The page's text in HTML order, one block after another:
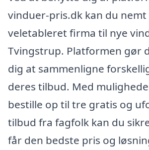
vinduer-pris.dk kan du
veletableret firma til nye
Tvingstrup. Platformen gør
dig at sammenligne
deres tilbud. Med
bestille op til tre gratis og
tilbud fra fagfolk kan du
får den bedste pris og